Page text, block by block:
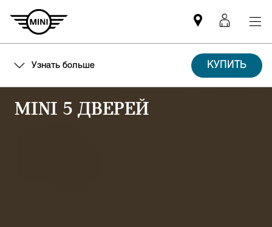
Mini
dealer
partner
MyMini
login
Узнать больше КУПИТЬ
MINI 5 ДВЕРЕЙ